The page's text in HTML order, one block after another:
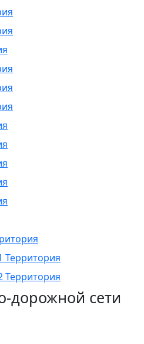
Территория
Территория
дорожной сети